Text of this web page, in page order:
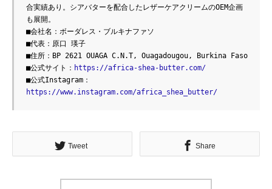
合実績あり。シアバターを配合したレザーケアクリームのOEM企画
も展開。
■会社名：ボーダレス・ブルキナファソ
■代表：原口 瑛子
■住所：BP 2621 OUAGA C.N.T, Ouagadougou, Burkina Faso
■公式サイト： https://africa-shea-butter.com/
■公式Instagram：
https://www.instagram.com/africa_shea_butter/
Tweet Share